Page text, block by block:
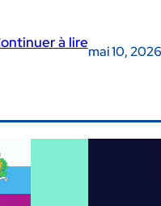
à lire
mai 10, 2026